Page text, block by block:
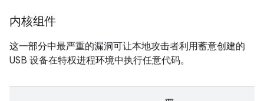
内核组件
这一部分中最严重的漏洞可让本地攻击者利用蓄意创建的
USB 设备在特权进程环境中执行任意代码。